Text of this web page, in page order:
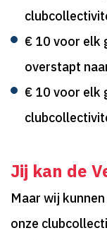
€ 10 voor elk
overstapt
€ 10 voor elk
Jij kan de
Maar wij
onze